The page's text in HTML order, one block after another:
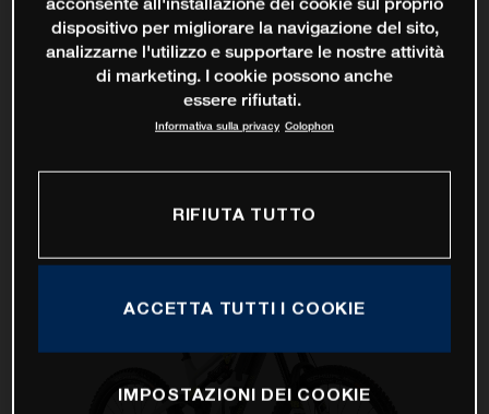
dispositivo per migliorare la navigazione del sito,
analizzarne l'utilizzo e supportare le nostre attività
di marketing. I cookie possono anche
essere rifiutati.
Informativa sulla privacy Colophon
RIFIUTA TUTTO
ACCETTA TUTTI I COOKIE
IMPOSTAZIONI DEI COOKIE